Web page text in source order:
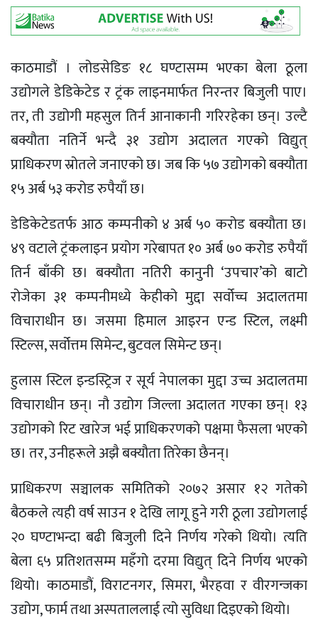
काठमाडौं । लोडसेडिङ १८ घण्टासम्म भएका बेला ठूला
उद्योगले डेडिकेटेड र ट्रंक लाइनमार्फत निरन्तर बिजुली पाए।
तर, ती उद्योगी महसुल तिर्न आनाकानी गरिरहेका छन्। उल्टै
बक्यौता नतिर्ने भन्दै ३१ उद्योग अदालत गएको विद्युत्
प्राधिकरण स्रोतले जनाएको छ। जब कि ५७ उद्योगको बक्यौता
१५ अर्ब ५३ करोड रुपैयाँ छ।
डेडिकेटेडतर्फ आठ कम्पनीको ४ अर्ब ५० करोड बक्यौता छ।
४९ वटाले ट्रंकलाइन प्रयोग गरेबापत १० अर्ब ७० करोड रुपैयाँ
तिर्न बाँकी छ। बक्यौता नतिरी कानुनी ‘उपचार’को बाटो
रोजेका ३१ कम्पनीमध्ये केहीको मुद्दा सर्वोच्च अदालतमा
विचाराधीन छ। जसमा हिमाल आइरन एन्ड स्टिल, लक्ष्मी
स्टिल्स, सर्वोत्तम सिमेन्ट, बुटवल सिमेन्ट छन्।
हुलास स्टिल इन्डस्ट्रिज र सूर्य नेपालका मुद्दा उच्च अदालतमा
विचाराधीन छन्। नौ उद्योग जिल्ला अदालत गएका छन्। १३
उद्योगको रिट खारेज भई प्राधिकरणको पक्षमा फैसला भएको
छ। तर, उनीहरूले अझै बक्यौता तिरेका छैनन्।
प्राधिकरण सञ्चालक समितिको २०७२ असार १२ गतेको
बैठकले त्यही वर्ष साउन १ देखि लागू हुने गरी ठूला उद्योगलाई
२० घण्टाभन्दा बढी बिजुली दिने निर्णय गरेको थियो। त्यति
बेला ६५ प्रतिशतसम्म महँगो दरमा विद्युत् दिने निर्णय भएको
थियो। काठमाडौं, विराटनगर, सिमरा, भैरहवा र वीरगन्जका
उद्योग, फार्म तथा अस्पताललाई त्यो सुविधा दिइएको थियो।